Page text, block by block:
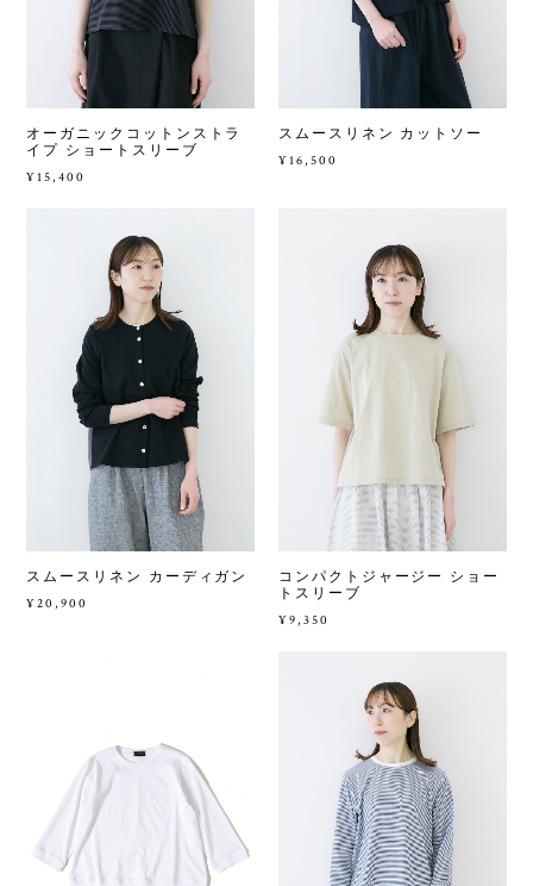
オーガニックコットンストラ
イプ ショートスリーブ
¥15,400
スムースリネン カットソー
¥16,500
スムースリネン カーディガン
¥20,900
コンパクトジャージー ショー
トスリーブ
¥9,350